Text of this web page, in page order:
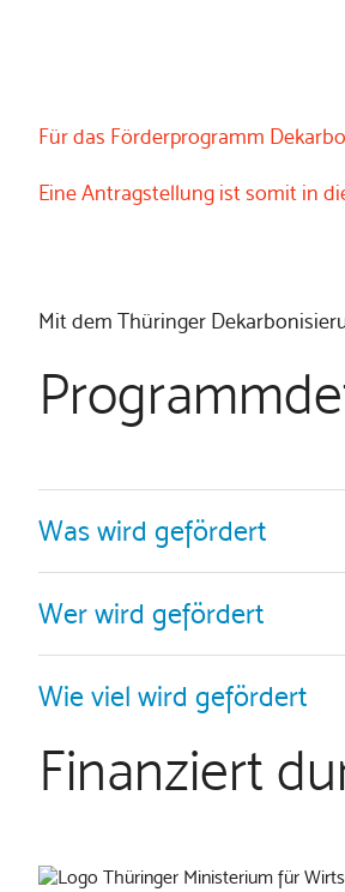
Für das Förderprogramm
Eine Antragstellung ist somit in
Mit dem Thüringer
Was wird gefördert
Wer wird gefördert
Wie viel wird gefördert
Finanziert